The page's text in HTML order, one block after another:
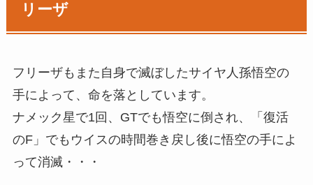
リーザ
フリーザもまた自身で滅ぼしたサイヤ人孫悟空の
手によって、命を落としています。
ナメック星で1回、GTでも悟空に倒され、「復活
のF」でもウイスの時間巻き戻し後に悟空の手によ
って消滅・・・